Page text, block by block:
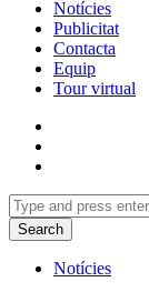
Notícies
Publicitat
Contacta
Equip
Tour virtual
Notícies